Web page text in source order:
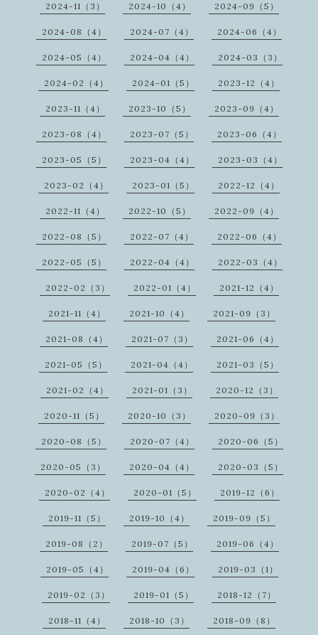
2024-11（3） 2024-10（4） 2024-09（5）
2024-08（4） 2024-07（4） 2024-06（4）
2024-05（4） 2024-04（4） 2024-03（3）
2024-02（4） 2024-01（5） 2023-12（4）
2023-11（4） 2023-10（5） 2023-09（4）
2023-08（4） 2023-07（5） 2023-06（4）
2023-05（5） 2023-04（4） 2023-03（4）
2023-02（4） 2023-01（5） 2022-12（4）
2022-11（4） 2022-10（5） 2022-09（4）
2022-08（5） 2022-07（4） 2022-06（4）
2022-05（5） 2022-04（4） 2022-03（4）
2022-02（3） 2022-01（4） 2021-12（4）
2021-11（4） 2021-10（4） 2021-09（3）
2021-08（4） 2021-07（3） 2021-06（4）
2021-05（5） 2021-04（4） 2021-03（5）
2021-02（4） 2021-01（3） 2020-12（3）
2020-11（5） 2020-10（3） 2020-09（3）
2020-08（5） 2020-07（4） 2020-06（5）
2020-05（3） 2020-04（4） 2020-03（5）
2020-02（4） 2020-01（5） 2019-12（6）
2019-11（5） 2019-10（4） 2019-09（5）
2019-08（2） 2019-07（5） 2019-06（4）
2019-05（4） 2019-04（6） 2019-03（1）
2019-02（3） 2019-01（5） 2018-12（7）
2018-11（4） 2018-10（3） 2018-09（8）